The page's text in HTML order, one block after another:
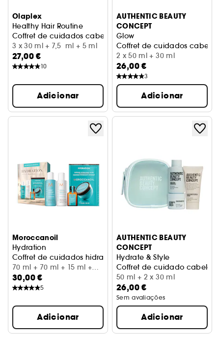
Olaplex
Healthy Hair Routine
Coffret de cuidados cabelo mini
3 x 30 ml + 7,5 ml + 5 ml
27,00 €
10
Adicionar
AUTHENTIC BEAUTY
CONCEPT
Glow
Coffret de cuidados cabelo
2 x 50 ml + 30 ml
26,00 €
3
Adicionar
Moroccanoil
Hydration
Coffret de cuidados hidratantes para o cabelo
70 ml + 70 ml + 15 ml +
30 ml
30,00 €
5
Adicionar
AUTHENTIC BEAUTY
CONCEPT
Hydrate & Style
Coffret de cuidado cabelo
50 ml + 2 x 30 ml
26,00 €
Sem avaliações
Adicionar